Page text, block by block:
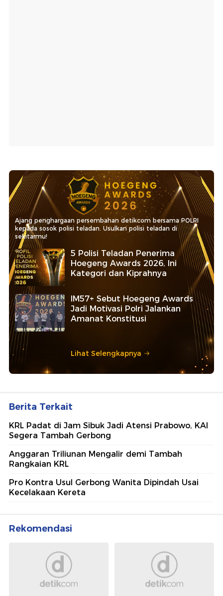
Ajang penghargaan persembahan detikcom bersama POLRI
kepada sosok polisi teladan. Usulkan polisi teladan di
sekitarmu!
5 Polisi Teladan Penerima
Hoegeng Awards 2026, Ini
Kategori dan Kiprahnya
IM57+ Sebut Hoegeng Awards
Jadi Motivasi Polri Jalankan
Amanat Konstitusi
Lihat Selengkapnya
Berita Terkait
KRL Padat di Jam Sibuk Jadi Atensi Prabowo, KAI
Segera Tambah Gerbong
Anggaran Triliunan Mengalir demi Tambah
Rangkaian KRL
Pro Kontra Usul Gerbong Wanita Dipindah Usai
Kecelakaan Kereta
Rekomendasi